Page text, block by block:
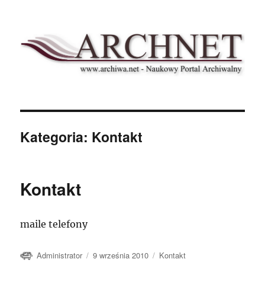
Archnet
Kategoria: Kontakt
Kontakt
maile telefony
Autor
Administrator
Data
9 września 2010 Kategorie
Kontakt